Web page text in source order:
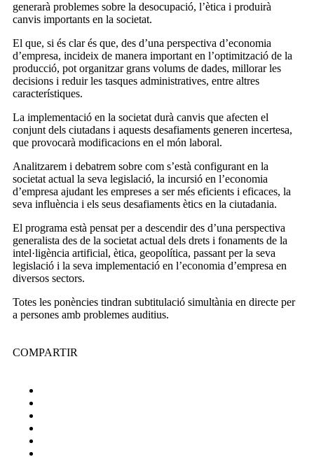
generarà problemes sobre la desocupació, l’ètica i produirà
canvis importants en la societat.
El que, si és clar és que, des d’una perspectiva d’economia
d’empresa, incideix de manera important en l’optimització de la
producció, pot organitzar grans volums de dades, millorar les
decisions i reduir les tasques administratives, entre altres
característiques.
La implementació en la societat durà canvis que afecten el
conjunt dels ciutadans i aquests desafiaments generen incertesa,
que provocarà modificacions en el món laboral.
Analitzarem i debatrem sobre com s’està configurant en la
societat actual la seva legislació, la incursió en l’economia
d’empresa ajudant les empreses a ser més eficients i eficaces, la
seva influència i els seus desafiaments ètics en la ciutadania.
El programa està pensat per a descendir des d’una perspectiva
generalista des de la societat actual dels drets i fonaments de la
intel·ligència artificial, ètica, geopolítica, passant per la seva
legislació i la seva implementació en l’economia d’empresa en
diversos sectors.
Totes les ponències tindran subtitulació simultània en directe per
a persones amb problemes auditius.
COMPARTIR